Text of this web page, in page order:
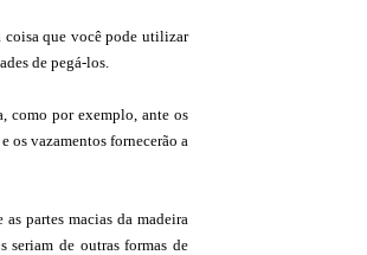
coisa que você pode utilizar
de pegá-los.
como por exemplo, ante os
os vazamentos fornecerão a
partes macias da madeira
seriam de outras formas de